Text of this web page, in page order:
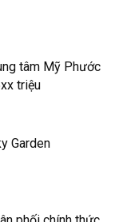
tâm Mỹ Phước
triệu
Garden